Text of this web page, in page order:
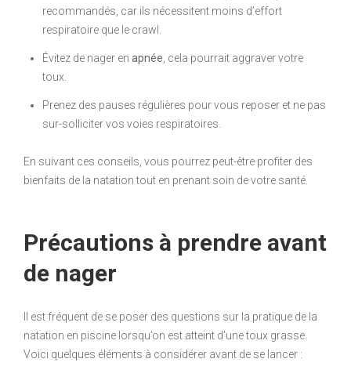
recommandés, car ils nécessitent moins d’effort
respiratoire que le crawl.
Évitez de nager en apnée , cela pourrait aggraver votre
toux.
Prenez des pauses régulières pour vous reposer et ne pas
sur-solliciter vos voies respiratoires.
En suivant ces conseils, vous pourrez peut-être profiter des
bienfaits de la natation tout en prenant soin de votre santé.
Précautions à prendre avant
de nager
Il est fréquent de se poser des questions sur la pratique de la
natation en piscine lorsqu’on est atteint d’une toux grasse.
Voici quelques éléments à considérer avant de se lancer :